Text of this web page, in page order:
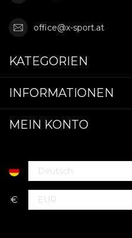
office@x-sport.at
KATEGORIEN
INFORMATIONEN
MEIN KONTO
€